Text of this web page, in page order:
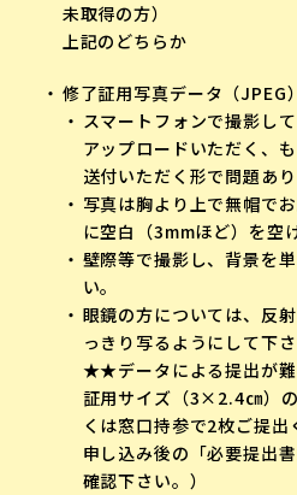
未取得の方）
上記のどちらか
修了証用写真データ（JPEG）
スマートフォンで撮影し
アップロードいただく、
送付いただく形で問題あり
写真は胸より上で無帽で
に空白（3mmほど）を空
壁際等で撮影し、背景を
い。
眼鏡の方については、反
っきり写るようにして下さ
★★データによる提出が
証用サイズ（3×2.4㎝）
くは窓口持参で2枚ご提
申し込み後の「必要提出
確認下さい。）